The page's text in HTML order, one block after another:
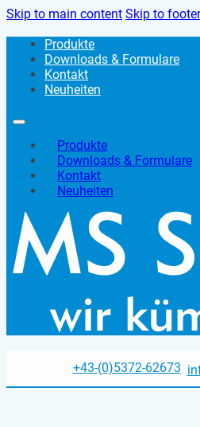
Skip to main content Skip to footer
Produkte
Downloads & Formulare
Kontakt
Neuheiten
Produkte
Downloads & Formulare
Kontakt
Neuheiten
+43-(0)5372-62673